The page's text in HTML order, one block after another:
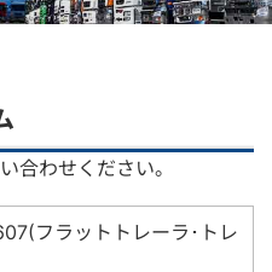
合わせください。
フラットトレーラ･トレ